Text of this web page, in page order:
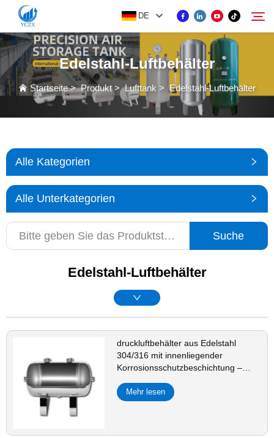
DE
PRODUKT
NACHRICHTEN
KONTAKTIEREN SIE UNS
Suche
Edelstahl-Luftbehälter
Startseite>Produkt>Lufttank >Edelstahl-Luftbehälter
Alle Kategorien
Alle Unterkategorien
Suche
Edelstahl-Luftbehälter
druckluftbehälter aus Edelstahl
304/316 mit innenliegender
Korrosionsschutzbeschichtung –
gewährleisten Gasreinheit
Mehr lesen